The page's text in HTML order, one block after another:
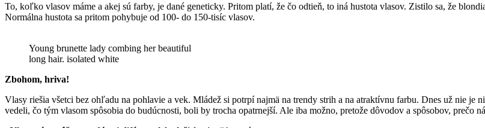
To, koľko vlasov máme a akej sú farby, je dané geneticky. Pritom platí, že čo odtieň, to iná hustota vlasov. Zistilo sa, že
Normálna hustota sa pritom pohybuje od 100- do 150-tisíc vlasov.
Young brunette lady combing her beautiful
long hair. isolated white
Zbohom, hriva!
Vlasy riešia všetci bez ohľadu na pohlavie a vek. Mládež si potrpí najmä na trendy strih a na atraktívnu farbu. Dnes už nie
vedeli, čo tým vlasom spôsobia do budúcnosti, boli by trocha opatrnejší. Ale iba možno, pretože dôvodov a spôsobov, prečo